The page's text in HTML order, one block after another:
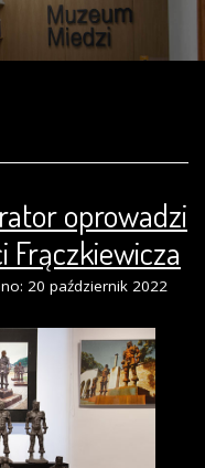
oprowadzi
Frączkiewicza
20 październik 2022